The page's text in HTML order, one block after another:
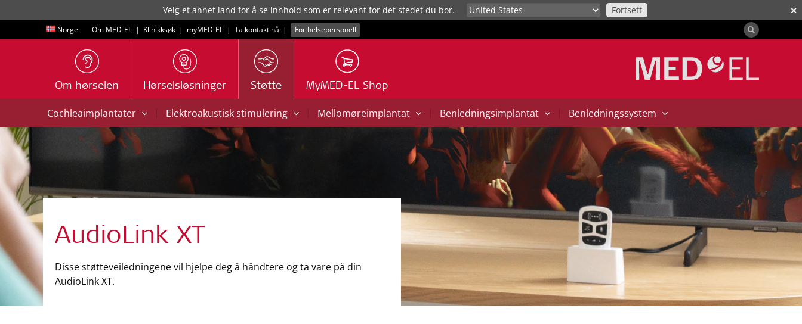
✕
Velg et annet land for å se innhold som er relevant for det stedet du bor. Fortsett
Norge Om MED-EL | Klinikksøk | myMED‑EL | Ta kontakt nå | For helsepersonell
Om hørselen Hørselsløsninger Støtte MyMED-EL Shop
Cochleaimplantater | Elektroakustisk stimulering | Mellomøreimplantat | Benledningsimplantat | Benledningssystem
AudioLink XT
Disse støtteveiledningene vil hjelpe deg å håndtere og ta vare på din
AudioLink XT.